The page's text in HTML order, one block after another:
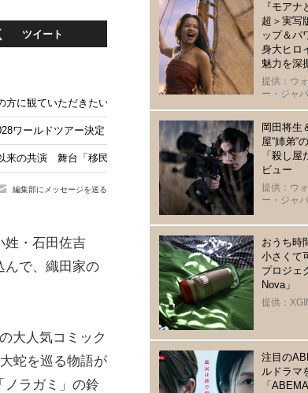
ツイート
に観ていただきたい」ミュージカル「ディア・エヴァン・ハン
ワールドツアー決定！ 日本は5都市を巡る
来の共演 舞台「移民」2027年1月上演決定
編集部にメッセージを送る
姓・石田佐吉
んで、織田家の
大人気コミック
蛇を巡る物語が
ノラガミ」の鈴
『モアナ
超＞実写
ップ＆パ
身大ヒロ
魅力を深
提供：ウ
ー・ジャ
岡田将生
屋“姉弟“
「殺し
ビュー
提供：ウ
ー・ジャ
おうち時
小さくて
プロジェ
Nova」
提供：
注目の
ルドラマ
「